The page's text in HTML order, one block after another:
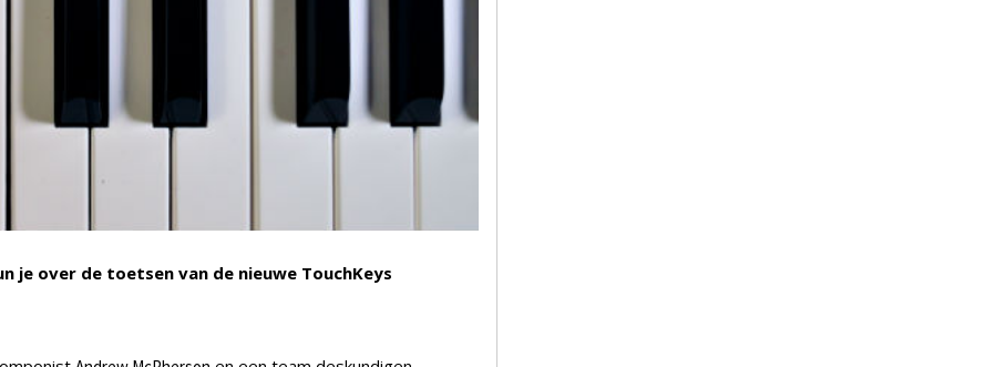
je over de toetsen van de nieuwe TouchKeys